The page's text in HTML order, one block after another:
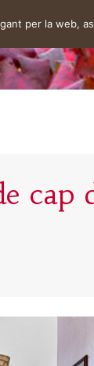
cap
per la web,